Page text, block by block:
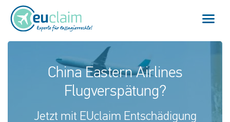
Flugverspätung
Flugannullierung
China Eastern Airlines
Flugverspätung?
Jetzt mit EUclaim Entschädigung